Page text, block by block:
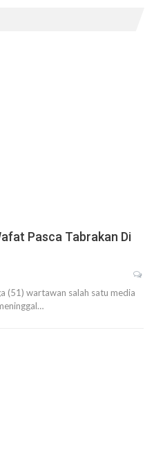
Pasca Tabrakan Di
(51) wartawan salah satu media